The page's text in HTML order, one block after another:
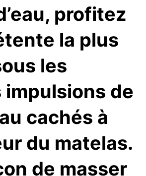
profitez
la plus
les
impulsions de
cachés à
du matelas.
de masser